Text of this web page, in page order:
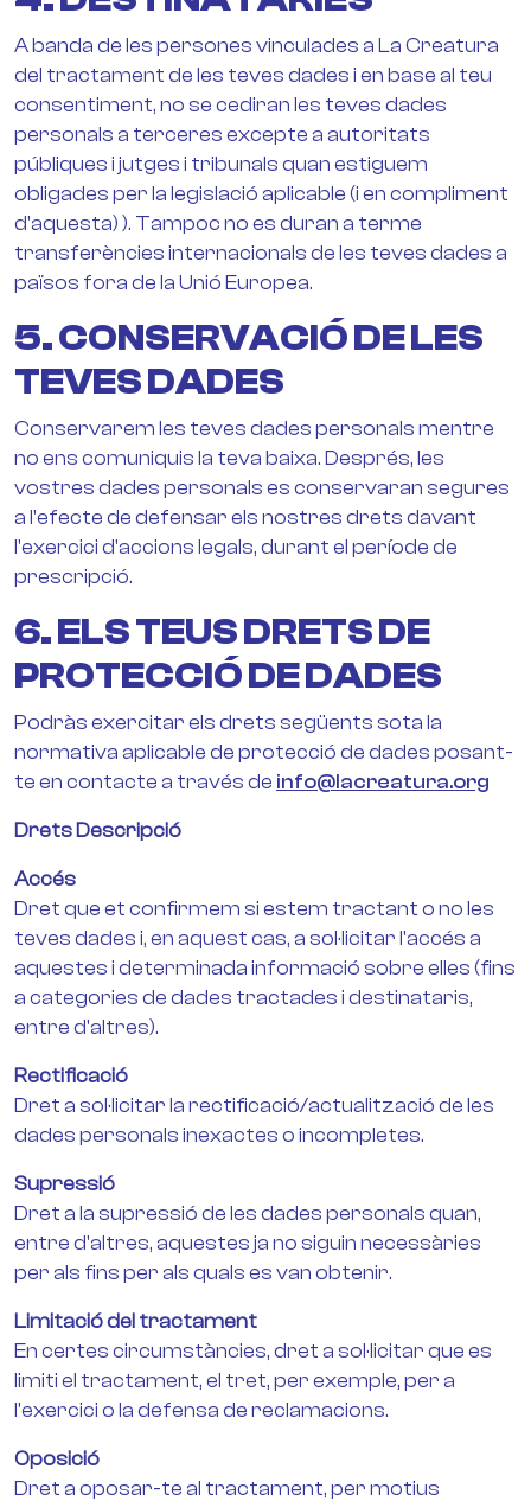
A banda de les persones vinculades a La Creatura
del tractament de les teves dades i en base al teu
consentiment, no se cediran les teves dades
personals a terceres excepte a autoritats
públiques i jutges i tribunals quan estiguem
obligades per la legislació aplicable (i en compliment
d'aquesta) ). Tampoc no es duran a terme
transferències internacionals de les teves dades a
països fora de la Unió Europea.
5. CONSERVACIÓ DE LES
TEVES DADES
Conservarem les teves dades personals mentre
no ens comuniquis la teva baixa. Després, les
vostres dades personals es conservaran segures
a l'efecte de defensar els nostres drets davant
l'exercici d'accions legals, durant el període de
prescripció.
6. ELS TEUS DRETS DE
PROTECCIÓ DE DADES
Podràs exercitar els drets següents sota la
normativa aplicable de protecció de dades posant-
te en contacte a través de info@lacreatura.org
Drets Descripció
Accés
Dret que et confirmem si estem tractant o no les
teves dades i, en aquest cas, a sol·licitar l'accés a
aquestes i determinada informació sobre elles (fins
a categories de dades tractades i destinataris,
entre d'altres).
Rectificació
Dret a sol·licitar la rectificació/actualització de les
dades personals inexactes o incompletes.
Supressió
Dret a la supressió de les dades personals quan,
entre d'altres, aquestes ja no siguin necessàries
per als fins per als quals es van obtenir.
Limitació del tractament
En certes circumstàncies, dret a sol·licitar que es
limiti el tractament, el tret, per exemple, per a
l'exercici o la defensa de reclamacions.
Oposició
Dret a oposar-te al tractament, per motius